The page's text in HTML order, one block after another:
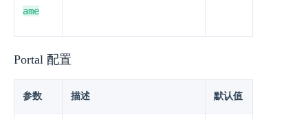
ame
Portal 配置
参数 描述 默认值